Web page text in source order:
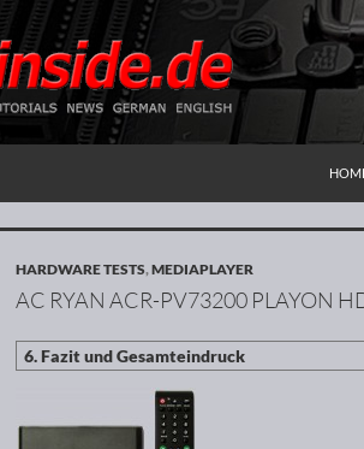
HARDWARE TESTS,MEDIAPLAYER
AC RYAN ACR-PV73200 PLAYON